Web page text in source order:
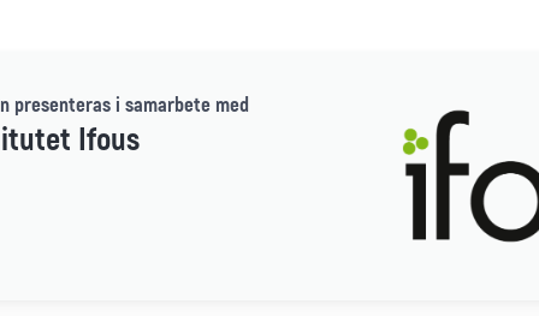
presenteras i samarbete med
Ifous